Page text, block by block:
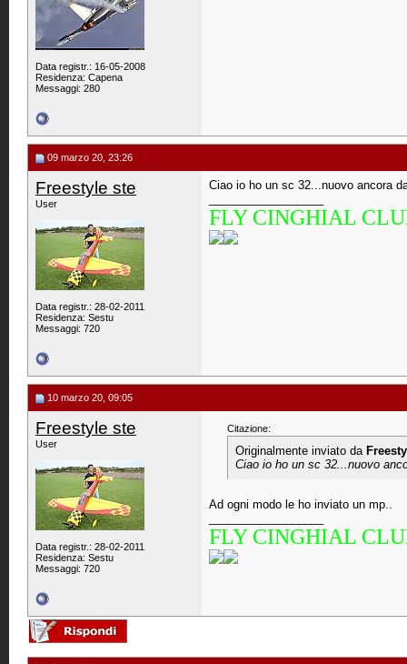
Data registr.: 16-05-2008
Residenza: Capena
Messaggi: 280
09 marzo 20, 23:26
Freestyle ste
User
Data registr.: 28-02-2011
Residenza: Sestu
Messaggi: 720
Ciao io ho un sc 32...nuovo ancora
FLY CINGHIAL
10 marzo 20, 09:05
Freestyle ste
User
Data registr.: 28-02-2011
Residenza: Sestu
Messaggi: 720
Citazione:
Originalmente inviato da
Ciao io ho un sc 32...nuovo
Ad ogni modo le ho inviato un mp..
FLY CINGHIAL